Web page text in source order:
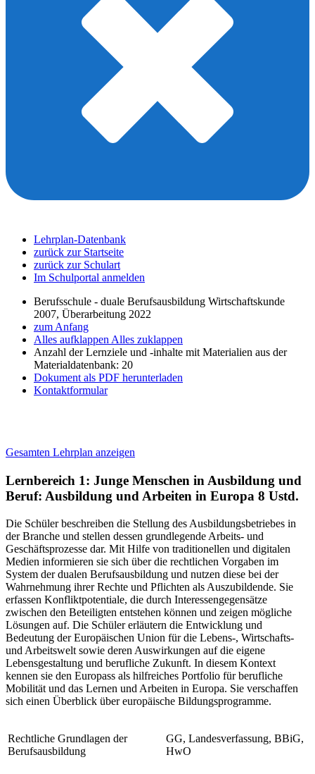
Lehrplan-Datenbank
zurück zur Startseite
zurück zur Schulart
Im Schulportal anmelden
Berufsschule - duale Berufsausbildung Wirtschaftskunde
2007, Überarbeitung 2022
zum Anfang
Alles aufklappen Alles zuklappen
Anzahl der Lernziele und -inhalte mit Materialien aus der
Materialdatenbank: 20
Dokument als PDF herunterladen
Kontaktformular
Gesamten Lehrplan anzeigen
Lernbereich 1: Junge Menschen in Ausbildung und
Beruf: Ausbildung und Arbeiten in Europa 8 Ustd.
Die Schüler beschreiben die Stellung des Ausbildungsbetriebes in
der Branche und stellen dessen grundlegende Arbeits- und
Geschäftsprozesse dar. Mit Hilfe von traditionellen und digitalen
Medien informieren sie sich über die rechtlichen Vorgaben im
System der dualen Berufsausbildung und nutzen diese bei der
Wahrnehmung ihrer Rechte und Pflichten als Auszubildende. Sie
erfassen Konfliktpotentiale, die durch Interessengegensätze
zwischen den Beteiligten entstehen können und zeigen mögliche
Lösungen auf. Die Schüler erläutern die Entwicklung und
Bedeutung der Europäischen Union für die Lebens-, Wirtschafts-
und Arbeitswelt sowie deren Auswirkungen auf die eigene
Lebensgestaltung und berufliche Zukunft. In diesem Kontext
kennen sie den Europass als hilfreiches Portfolio für berufliche
Mobilität und das Lernen und Arbeiten in Europa. Sie verschaffen
sich einen Überblick über europäische Bildungsprogramme.
Rechtliche Grundlagen der
Berufsausbildung
GG, Landesverfassung, BBiG,
HwO